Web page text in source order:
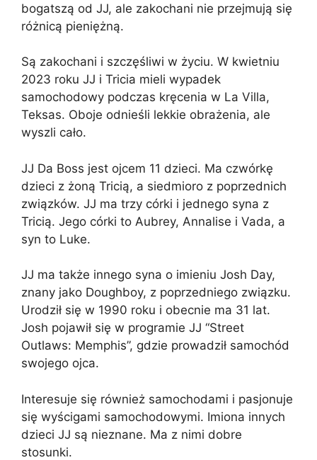
bogatszą od JJ, ale zakochani nie przejmują się
różnicą pieniężną.
Są zakochani i szczęśliwi w życiu. W kwietniu
2023 roku JJ i Tricia mieli wypadek
samochodowy podczas kręcenia w La Villa,
Teksas. Oboje odnieśli lekkie obrażenia, ale
wyszli cało.
JJ Da Boss jest ojcem 11 dzieci. Ma czwórkę
dzieci z żoną Tricią, a siedmioro z poprzednich
związków. JJ ma trzy córki i jednego syna z
Tricią. Jego córki to Aubrey, Annalise i Vada, a
syn to Luke.
JJ ma także innego syna o imieniu Josh Day,
znany jako Doughboy, z poprzedniego związku.
Urodził się w 1990 roku i obecnie ma 31 lat.
Josh pojawił się w programie JJ “Street
Outlaws: Memphis”, gdzie prowadził samochód
swojego ojca.
Interesuje się również samochodami i pasjonuje
się wyścigami samochodowymi. Imiona innych
dzieci JJ są nieznane. Ma z nimi dobre
stosunki.